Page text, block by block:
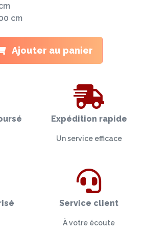
cm
Ajouter au panier
Expédition rapide
Un service efficace
Service client
À votre écoute